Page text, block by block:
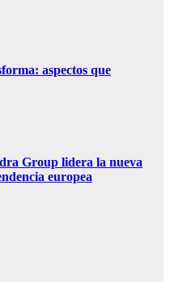
aspectos que
Group lidera la nueva
europea